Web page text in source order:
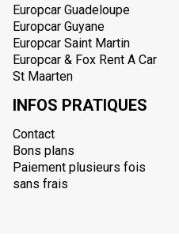
Europcar Guadeloupe
Europcar Guyane
Europcar Saint Martin
Europcar & Fox Rent A Car
St Maarten
INFOS PRATIQUES
Contact
Bons plans
Paiement plusieurs fois
sans frais